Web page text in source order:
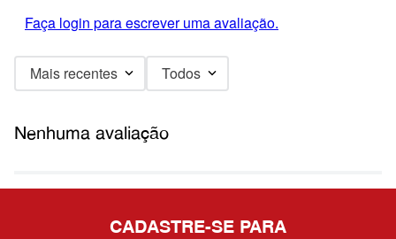
Faça login para escrever uma avaliação.
Mais recentes Todos
Nenhuma avaliação
CADASTRE-SE PARA